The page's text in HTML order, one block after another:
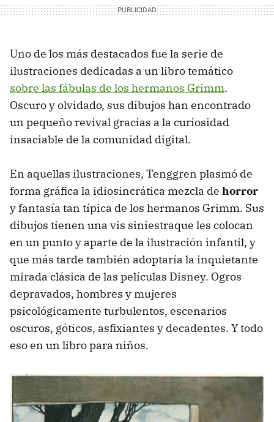
Uno de los más destacados fue la serie de
ilustraciones dedicadas a un libro temático
sobre las fábulas de los hermanos Grimm.
Oscuro y olvidado, sus dibujos han encontrado
un pequeño revival gracias a la curiosidad
insaciable de la comunidad digital.
En aquellas ilustraciones, Tenggren plasmó de
forma gráfica la idiosincrática mezcla de horror
y fantasía tan típica de los hermanos Grimm. Sus
dibujos tienen una vis siniestraque les colocan
en un punto y aparte de la ilustración infantil, y
que más tarde también adoptaría la inquietante
mirada clásica de las películas Disney. Ogros
depravados, hombres y mujeres
psicológicamente turbulentos, escenarios
oscuros, góticos, asfixiantes y decadentes. Y todo
eso en un libro para niños.